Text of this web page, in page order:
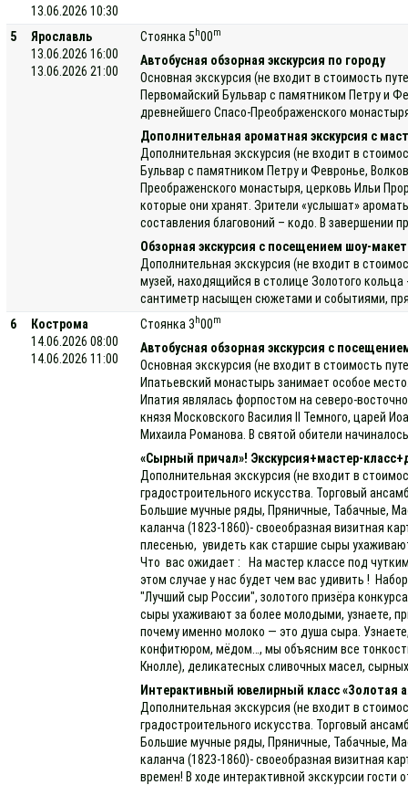
13.06.2026 10:30
5
Ярославль
13.06.2026 16:00
13.06.2026 21:00
Стоянка 5 h00m
Автобусная обзорная экскурсия по городу
Основная экскурсия (не входит в стоимость
Первомайский Бульвар с памятником Петру и
древнейшего Спасо-Преображенского
Дополнительная ароматная экскурсия с
Дополнительная экскурсия (не входит в
Бульвар с памятником Петру и Февронье,
Преображенского монастыря, церковь Ильи
которые они хранят. Зрители «услышат»
составления благовоний – кодо. В завершении
Обзорная экскурсия с посещением шоу-
Дополнительная экскурсия (не входит в
музей, находящийся в столице Золотого
сантиметр насыщен сюжетами и событиями,
6
Кострома
14.06.2026 08:00
14.06.2026 11:00
Стоянка 3 h00m
Автобусная обзорная экскурсия с
Основная экскурсия (не входит в стоимость
Ипатьевский монастырь занимает особое
Ипатия являлась форпостом на северо-
князя Московского Василия II Темного, царей
Михаила Романова. В святой обители
«Сырный причал»! Экскурсия+мастер-
Дополнительная экскурсия (не входит в
градостроительного искусства. Торговый
Большие мучные ряды, Пряничные, Табачные,
каланча (1823-1860)- своеобразная визитная
плесенью, увидеть как старшие сыры
Что вас ожидает : На мастер классе под
этом случае у нас будет чем вас удивить !
"Лучший сыр России", золотого призёра
сыры ухаживают за более молодыми, узнаете,
почему именно молоко — это душа сыра.
конфитюром, мёдом…, мы объясним все
Кнолле), деликатесных сливочных масел,
Интерактивный ювелирный класс «Золотая
Дополнительная экскурсия (не входит в
градостроительного искусства. Торговый
Большие мучные ряды, Пряничные, Табачные,
каланча (1823-1860)- своеобразная визитная
времен! В ходе интерактивной экскурсии